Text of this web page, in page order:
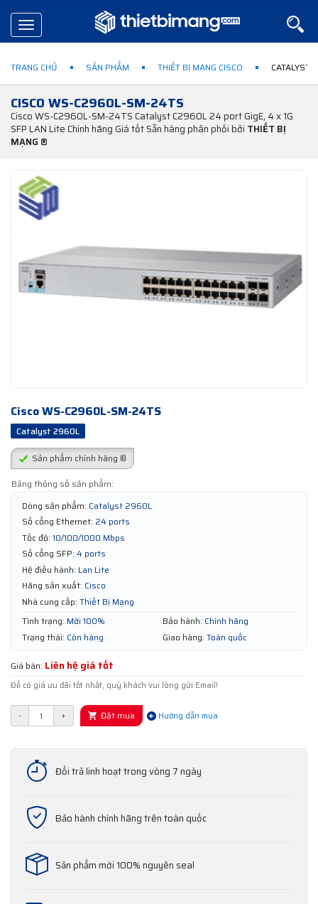
Toggle
navigation
TRANG CHỦ SẢN PHẨM THIẾT BỊ MẠNG CISCO CATALYST
CISCO WS-C2960L-SM-24TS
Cisco WS-C2960L-SM-24TS Catalyst C2960L 24 port GigE, 4 x 1G
SFP LAN Lite Chính hãng Giá tốt Sẵn hàng phân phối bởi THIẾT BỊ
MẠNG ®
Cisco WS-C2960L-SM-24TS
Catalyst 2960L
Sản phẩm chính hãng ®
Bảng thông số sản phẩm:
Dòng sản phẩm: Catalyst 2960L
Số cổng Ethernet: 24 ports
Tốc độ: 10/100/1000 Mbps
Số cổng SFP: 4 ports
Hệ điều hành: Lan Lite
Hãng sản xuất: Cisco
Nhà cung cấp: Thiết Bị Mạng
Tình trạng: Mới 100% Bảo hành: Chính hãng
Trạng thái: Còn hàng Giao hàng: Toàn quốc
Giá bán: Liên hệ giá tốt
Để có giá ưu đãi tốt nhất, quý khách vui lòng gửi Email!
- + Đặt mua Hướng dẫn mua
Đổi trả linh hoạt trong vòng 7 ngày
Bảo hành chính hãng trên toàn quốc
Sản phẩm mới 100% nguyên seal